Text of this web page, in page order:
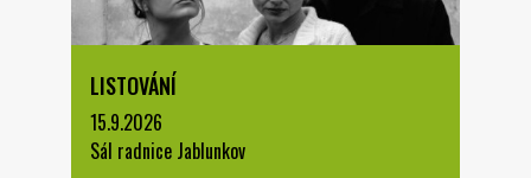
LISTOVÁNÍ
15.9.2026
Sál radnice Jablunkov